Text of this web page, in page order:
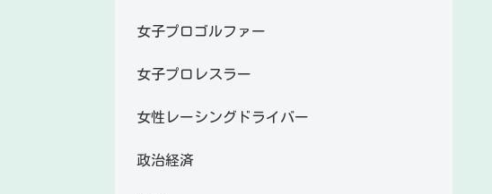
女子プロゴルファー
女子プロレスラー
女性レーシングドライバー
政治経済